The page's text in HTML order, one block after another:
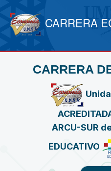
CARRERA
CARRERA
ARCU-SUR
EDUCATIVO